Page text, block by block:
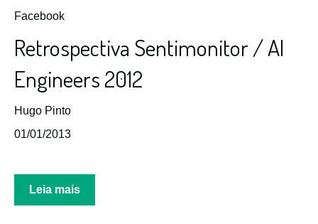
Facebook
Retrospectiva Sentimonitor / AI
Engineers 2012
Hugo Pinto
01/01/2013
Leia mais